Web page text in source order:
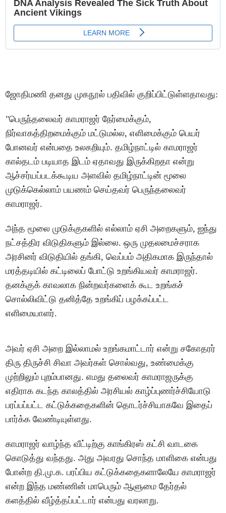
ஜோதிமணி தனது முகநூல் பதிவில் குறிப்பிட்டுள்ளதாவது:
"பெருந்தலைவர் காமராஜர் நேர்மைக்கும்,
நிர்வாகத்திறமைக்கும் மட்டுமல்ல, எளிமைக்கும் பெயர்
போனவர் என்பதை உலகறியும். தமிழ்நாட்டில் காமராஜர்
கால்தடம் படியாத இடம் ஏதாவது இருக்கிறதா என்று
ஆச்சர்யப்படக்கூடிய அளவில் தமிழ்நாட்டின் மூலை
முடுக்கெல்லாம் பயணம் செய்தவர் பெருந்தலைவர்
காமராஜர்.
அந்த மூலை முடுக்குகளில் எல்லாம் ஏசி அறைகளும், ஐந்து
நட்சத்திர விடுதிகளும் இல்லை. ஒரு முதலமைச்சராக
அரசினர் விடுதியில் தங்கி, வெப்பம் அதிகமாக இருந்தால்
மரத்தடியில் கட்டிலைப் போட்டு உறங்கியவர் காமராஜர்.
தனக்குக் காவலாக நின்றவர்களைக் கூட உறங்கச்
சொல்லிவிட்டு தனித்தே உறங்கிப் பழக்கப்பட்ட
எளிமையாளர்.
அவர் ஏசி அறை இல்லாமல் உறங்கமாட்டார் என்று சகோதரர்
திரு திருச்சி சிவா அவர்கள் சொல்வது, உண்மைக்கு
முற்றிலும் புறம்பானது. எமது தலைவர் காமராஜருக்கு
எதிராக கடந்த காலத்தில் அரசியல் காழ்ப்புணர்ச்சியோடு
பரப்பப்பட்ட கட்டுக்கதைகளின் தொடர்ச்சியாகவே இதைப்
பார்க்க வேண்டியுள்ளது.
காமராஜர் வாழ்ந்த வீட்டிற்கு காங்கிரஸ் கட்சி வாடகை
கொடுத்து வந்தது. அது அவரது சொந்த மாளிகை என்பது
போன்ற தி.மு.க. பரப்பிய கட்டுக்கதைகளாலேயே காமராஜர்
என்ற இந்த மண்ணின் மாபெரும் ஆளுமை தேர்தல்
களத்தில் வீழ்த்தப்பட்டார் என்பது வரலாறு.